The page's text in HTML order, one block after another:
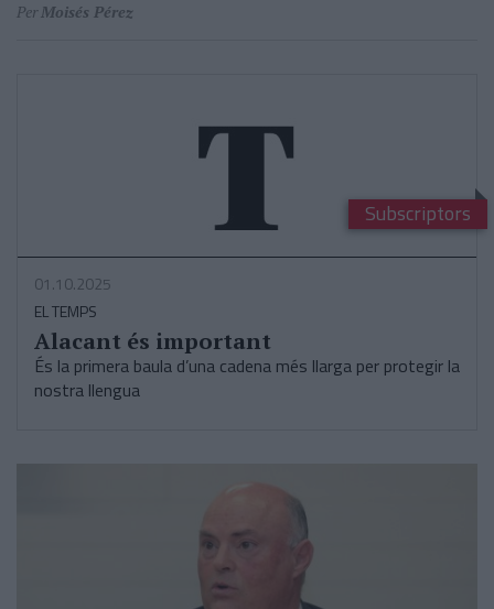
PerMoisés Pérez
Subscriptors
01.10.2025
EL TEMPS
Alacant és important
És la primera baula d’una cadena més llarga per protegir la
nostra llengua